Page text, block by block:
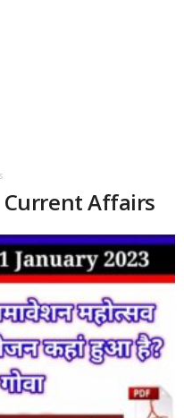
Current Affairs